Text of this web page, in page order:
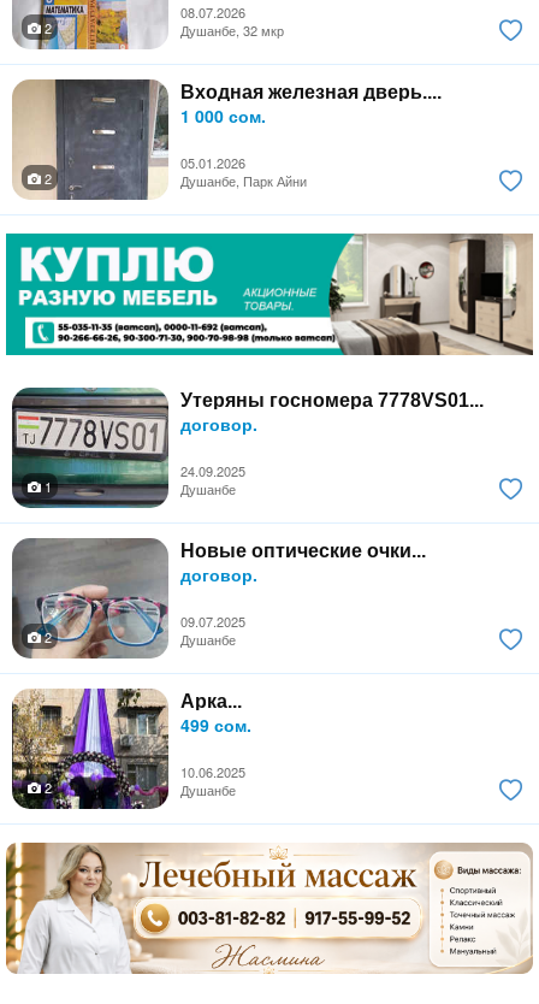
08.07.2026
2
Душанбе, 32 мкр
Входная железная дверь....
1 000 сом.
05.01.2026
2
Душанбе, Парк Айни
Утеряны госномера 7778VS01...
договор.
24.09.2025
1
Душанбе
Новые оптические очки...
договор.
09.07.2025
2
Душанбе
Арка...
499 сом.
10.06.2025
2
Душанбе